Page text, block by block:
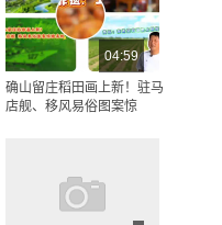
04:59
确山留庄稻田画上新！驻马
店舰、移风易俗图案惊